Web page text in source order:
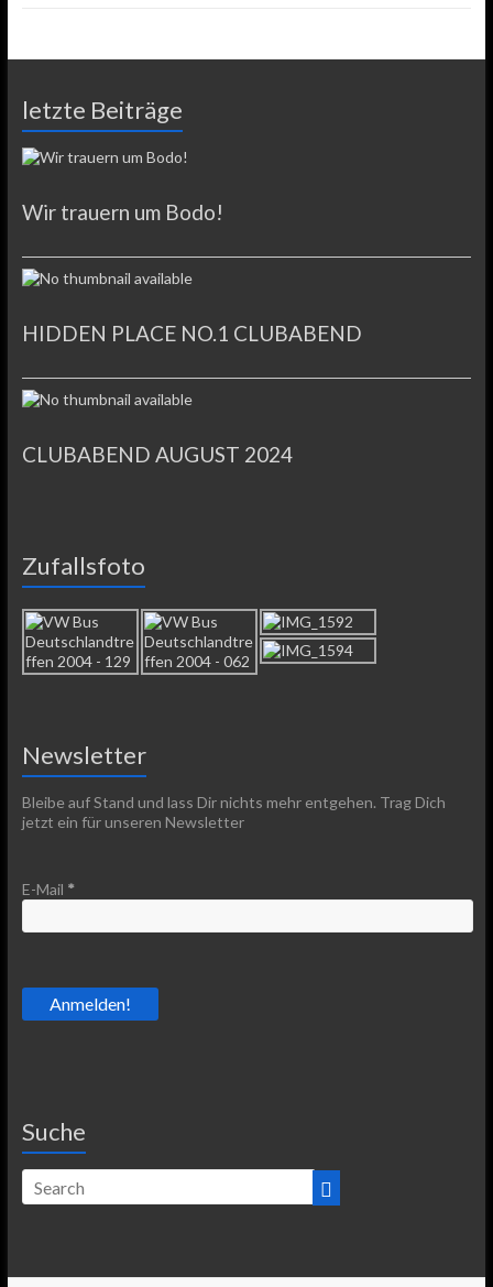
letzte Beiträge
Wir trauern um Bodo!
HIDDEN PLACE NO.1 CLUBABEND
CLUBABEND AUGUST 2024
Zufallsfoto
Newsletter
Bleibe auf Stand und lass Dir nichts mehr entgehen. Trag Dich
jetzt ein für unseren Newsletter
E-Mail *
Suche